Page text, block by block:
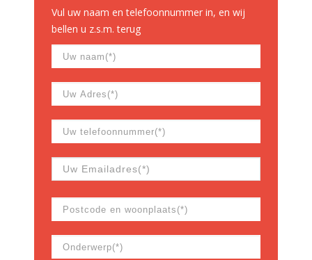
Vul uw naam en telefoonnummer in, en wij
bellen u z.s.m. terug